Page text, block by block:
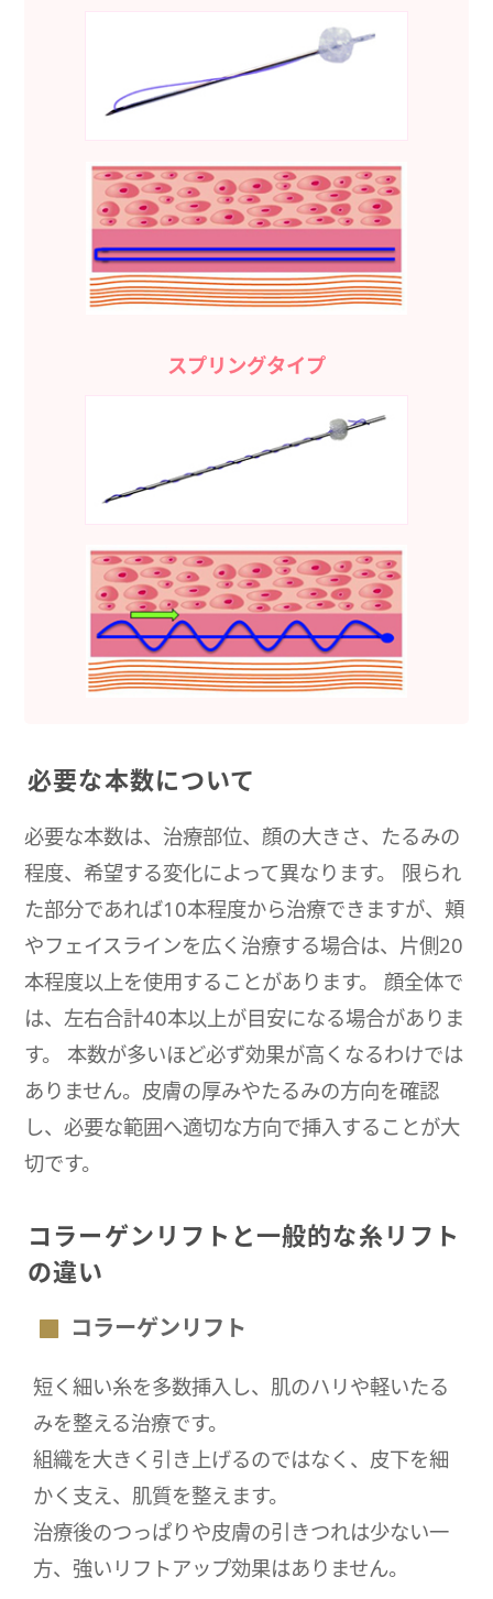
スプリングタイプ
必要な本数について
必要な本数は、治療部位、顔の大きさ、たるみの
程度、希望する変化によって異なります。 限られ
た部分であれば10本程度から治療できますが、頬
やフェイスラインを広く治療する場合は、片側20
本程度以上を使用することがあります。 顔全体で
は、左右合計40本以上が目安になる場合がありま
す。 本数が多いほど必ず効果が高くなるわけでは
ありません。皮膚の厚みやたるみの方向を確認
し、必要な範囲へ適切な方向で挿入することが大
切です。
コラーゲンリフトと一般的な糸リフト
の違い
コラーゲンリフト
短く細い糸を多数挿入し、肌のハリや軽いたる
みを整える治療です。
組織を大きく引き上げるのではなく、皮下を細
かく支え、肌質を整えます。
治療後のつっぱりや皮膚の引きつれは少ない一
方、強いリフトアップ効果はありません。